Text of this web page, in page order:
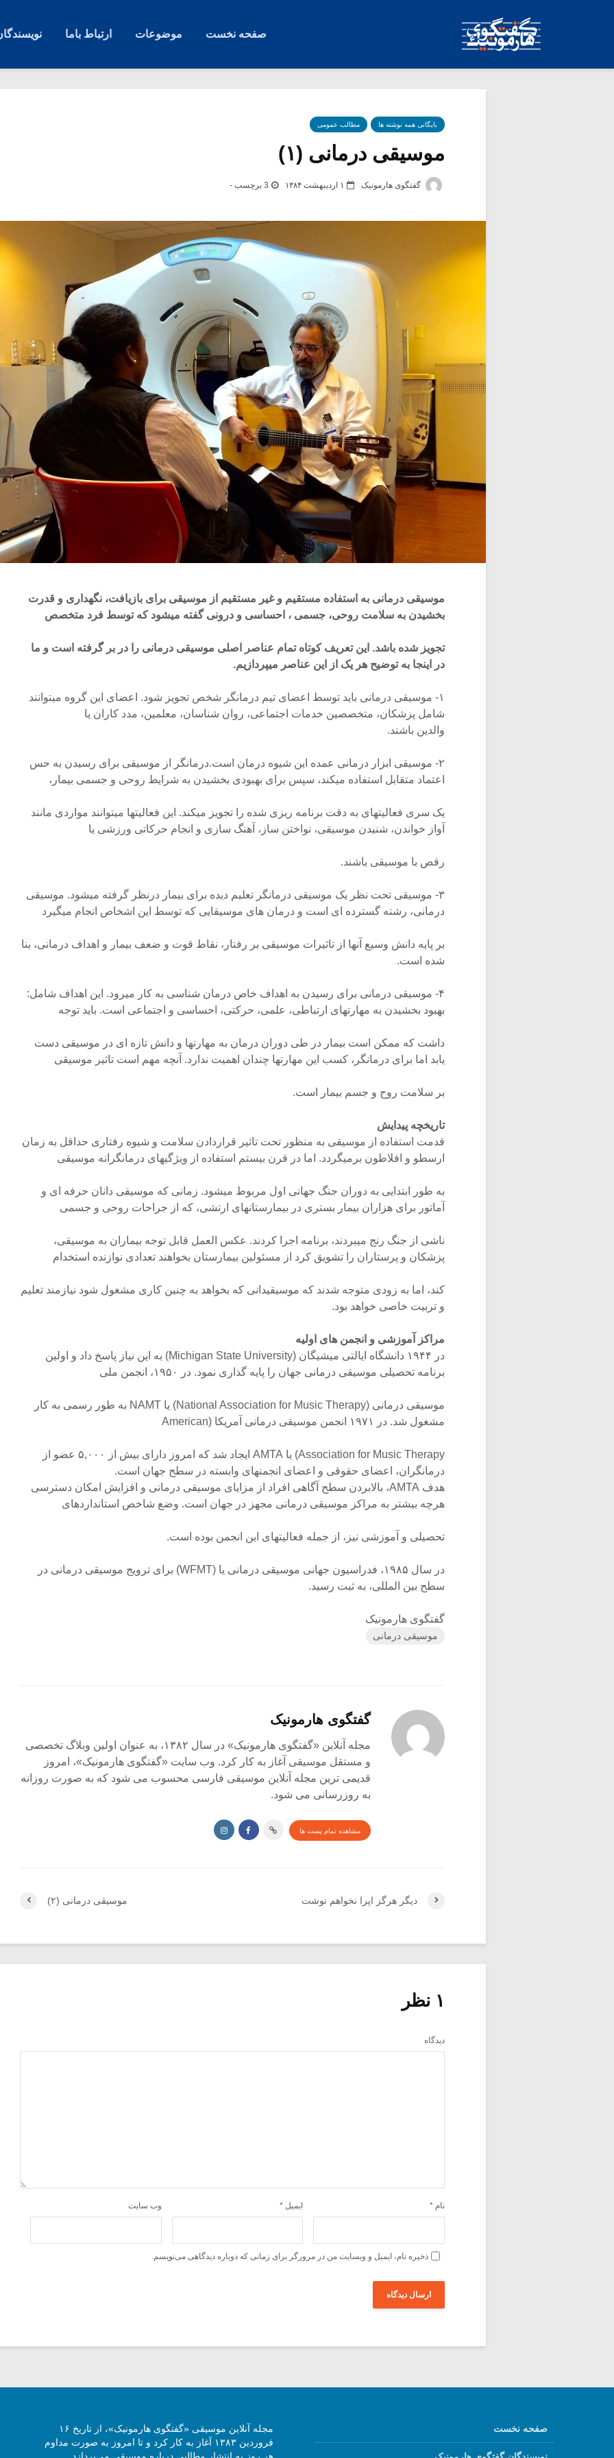
صفحه نخست موضوعات ارتباط باما
بایگانی همه نوشته ها مطالب عمومی
موسیقی درمانی (۱)
گفتگوی هارمونیک ۱ اردیبهشت ۱۳۸۴ 3 برچسب -
موسیقی درمانی به استفاده مستقیم و غیر مستقیم از موسیقی برای بازیافت، نگهداری و قدرت
بخشیدن به سلامت روحی، جسمی ، احساسی و درونی گفته میشود که توسط فرد متخصص
تجویز شده باشد. این تعریف کوتاه تمام عناصر اصلی موسیقی درمانی را در بر گرفته است و ما
در اینجا به توضیح هر یک از این عناصر میپردازیم.
۱- موسیقی درمانی باید توسط اعضای تیم درمانگر شخص تجویز شود. اعضای این گروه میتوانند
شامل پزشکان، متخصصین خدمات اجتماعی، روان شناسان، معلمین، مدد کاران یا
والدین باشند.
۲- موسیقی ابزار درمانی عمده این شیوه درمان است.درمانگر از موسیقی برای رسیدن به حس
اعتماد متقابل استفاده میکند، سپس برای بهبودی بخشیدن به شرایط روحی و جسمی بیمار،
یک سری فعالیتهای به دقت برنامه ریزی شده را تجویز میکند. این فعالیتها میتوانند مواردی مانند
آواز خواندن، شنیدن موسیقی، نواختن ساز، آهنگ سازی و انجام حرکاتی ورزشی یا
رقص با موسیقی باشند.
۳- موسیقی تحت نظر یک موسیقی درمانگر تعلیم دیده برای بیمار درنظر گرفته میشود. موسیقی
درمانی، رشته گسترده ای است و درمان های موسیقایی که توسط این اشخاص انجام میگیرد
بر پایه دانش وسیع آنها از تاثیرات موسیقی بر رفتار، نقاط قوت و ضعف بیمار و اهداف درمانی، بنا
شده است.
۴- موسیقی درمانی برای رسیدن به اهداف خاص درمان شناسی به کار میرود. این اهداف شامل:
بهبود بخشیدن به مهارتهای ارتباطی، علمی، حرکتی، احساسی و اجتماعی است. باید توجه
داشت که ممکن است بیمار در طی دوران درمان به مهارتها و دانش تازه ای در موسیقی دست
یابد اما برای درمانگر، کسب این مهارتها چندان اهمیت ندارد. آنچه مهم است تاثیر موسیقی
بر سلامت روح و جسم بیمار است.
تاریخچه پیدایش
قدمت استفاده از موسیقی به منظور تحت تاثیر قراردادن سلامت و شیوه رفتاری حداقل به زمان
ارسطو و افلاطون برمیگردد. اما در قرن بیستم استفاده از ویژگیهای درمانگرانه موسیقی
به طور ابتدایی به دوران جنگ جهانی اول مربوط میشود. زمانی که موسیقی دانان حرفه ای و
آماتور برای هزاران بیمار بستری در بیمارستانهای ارتشی، که از جراحات روحی و جسمی
ناشی از جنگ رنج میبردند، برنامه اجرا کردند. عکس العمل قابل توجه بیماران به موسیقی،
پزشکان و پرستاران را تشویق کرد از مسئولین بیمارستان بخواهند تعدادی نوازنده استخدام
کند، اما به زودی متوجه شدند که موسیقیدانی که بخواهد به چنین کاری مشغول شود نیازمند تعلیم
و تربیت خاصی خواهد بود.
مراکز آموزشی و انجمن های اولیه
در ۱۹۴۴ دانشگاه ایالتی میشیگان (Michigan State University) به این نیاز پاسخ داد و اولین
برنامه تحصیلی موسیقی درمانی جهان را پایه گذاری نمود. در ۱۹۵۰، انجمن ملی
موسیقی درمانی (National Association for Music Therapy) یا NAMT به طور رسمی به کار
مشغول شد. در ۱۹۷۱ انجمن موسیقی درمانی آمریکا (American
Association for Music Therapy) یا AMTA ایجاد شد که امروز دارای بیش از ۵,۰۰۰ عضو از
درمانگران، اعضای حقوقی و اعضای انجمنهای وابسته در سطح جهان است.
هدف AMTA، بالابردن سطح آگاهی افراد از مزایای موسیقی درمانی و افزایش امکان دسترسی
هرچه بیشتر به مراکز موسیقی درمانی مجهز در جهان است. وضع شاخص استانداردهای
تحصیلی و آموزشی نیز، از جمله فعالیتهای این انجمن بوده است.
در سال ۱۹۸۵، فدراسیون جهانی موسیقی درمانی یا (WFMT) برای ترویج موسیقی درمانی در
سطح بین المللی، به ثبت رسید.
گفتگوی هارمونیک
موسیقی درمانی
گفتگوی هارمونیک
مجله آنلاین «گفتگوی هارمونیک» در سال ۱۳۸۲، به عنوان اولین وبلاگ تخصصی
و مستقل موسیقی آغاز به کار کرد. وب سایت «گفتگوی هارمونیک»، امروز
قدیمی ترین مجله آنلاین موسیقی فارسی محسوب می شود که به صورت روزانه
به روزرسانی می شود.
مشاهده تمام پست ها
موسیقی درمانی (۲) دیگر هرگز اپرا نخواهم نوشت
۱ نظر
دیدگاه
نام * ایمیل * وب‌ سایت
ذخیره نام، ایمیل و وبسایت من در مرورگر برای زمانی که دوباره دیدگاهی می‌نویسم.
صفحه نخست
مجله آنلاین موسیقی «گفتگوی هارمونیک»، از تاریخ ۱۶
فروردین ۱۳۸۳ آغاز به کار کرد و تا امروز به صورت مداوم
هر روز به انتشار مطالبی درباره موسیقی می‌پردازد.